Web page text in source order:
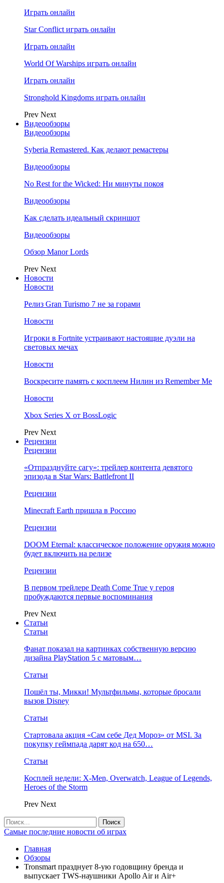
Играть онлайн
Star Conflict играть онлайн
Играть онлайн
World Of Warships играть онлайн
Играть онлайн
Stronghold Kingdoms играть онлайн
Prev Next
Видеообзоры
Видеообзоры
Syberia Remastered. Как делают ремастеры
Видеообзоры
No Rest for the Wicked: Ни минуты покоя
Видеообзоры
Как сделать идеальный скриншот
Видеообзоры
Обзор Manor Lords
Prev Next
Новости
Новости
Релиз Gran Turismo 7 не за горами
Новости
Игроки в Fortnite устраивают настоящие дуэли на
световых мечах
Новости
Воскресите память с косплеем Нилин из Remember Me
Новости
Xbox Series X от BossLogic
Prev Next
Рецензии
Рецензии
«Отпразднуйте сагу»: трейлер контента девятого
эпизода в Star Wars: Battlefront II
Рецензии
Minecraft Earth пришла в Россию
Рецензии
DOOM Eternal: классическое положение оружия можно
будет включить на релизе
Рецензии
В первом трейлере Death Come True у героя
пробуждаются первые воспоминания
Prev Next
Статьи
Статьи
Фанат показал на картинках собственную версию
дизайна PlayStation 5 с матовым…
Статьи
Пошёл ты, Микки! Мультфильмы, которые бросали
вызов Disney
Статьи
Стартовала акция «Сам себе Дед Мороз» от MSI. За
покупку геймпада дарят код на 650…
Статьи
Косплей недели: X-Men, Overwatch, League of Legends,
Heroes of the Storm
Prev Next
Самые последние новости об играх
Главная
Обзоры
Tronsmart празднует 8-ую годовщину бренда и
выпускает TWS-наушники Apollo Air и Air+